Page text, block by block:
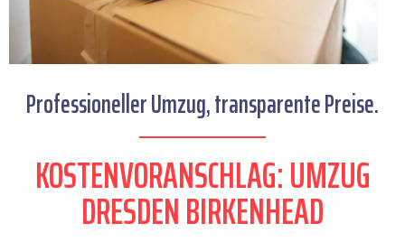
Professioneller Umzug, transparente Preise.
KOSTENVORANSCHLAG: UMZUG
DRESDEN BIRKENHEAD